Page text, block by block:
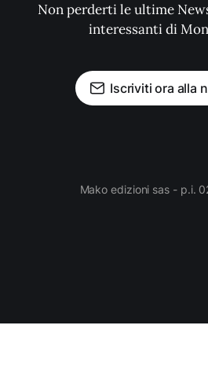
Non perderti le ultime
interessanti di
Iscriviti ora alla
Mako edizioni sas - p.i.